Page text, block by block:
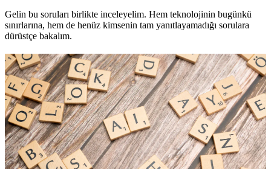
Gelin bu soruları birlikte inceleyelim. Hem teknolojinin bugünkü
sınırlarına, hem de henüz kimsenin tam yanıtlayamadığı sorulara
dürüstçe bakalım.